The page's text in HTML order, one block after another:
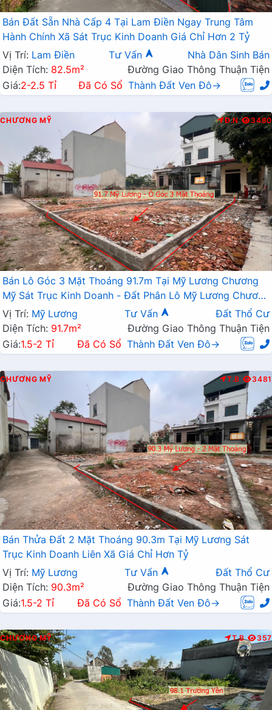
Bán Đất Sẵn Nhà Cấp 4 Tại Lam Điền Ngay Trung Tâm
Hành Chính Xã Sát Trục Kinh Doanh Giá Chỉ Hơn 2 Tỷ
Vị Trí: Lam Điền Tư Vấn
Nhà Dân Sinh Bán
Diện Tích: 82.5m²
Đường Giao Thông Thuận Tiện
Giá:2-2.5 Tỉ Đã Có Sổ Thành Đất Ven Đô→
CHƯƠNG MỸ Đ.N 3480
Bán Lô Góc 3 Mặt Thoáng 91.7m Tại Mỹ Lương Chương
Mỹ Sát Trục Kinh Doanh - Đất Phân Lô Mỹ Lương Chương
Mỹ
Vị Trí: Mỹ Lương Tư Vấn
Đất Thổ Cư
Diện Tích: 91.7m²
Đường Giao Thông Thuận Tiện
Giá:1.5-2 Tỉ Đã Có Sổ Thành Đất Ven Đô→
CHƯƠNG MỸ T.B 3481
Bán Thửa Đất 2 Mặt Thoáng 90.3m Tại Mỹ Lương Sát
Trục Kinh Doanh Liên Xã Giá Chỉ Hơn Tỷ
Vị Trí: Mỹ Lương Tư Vấn
Đất Thổ Cư
Diện Tích: 90.3m²
Đường Giao Thông Thuận Tiện
Giá:1.5-2 Tỉ Đã Có Sổ Thành Đất Ven Đô→
CHƯƠNG MỸ T.B 357